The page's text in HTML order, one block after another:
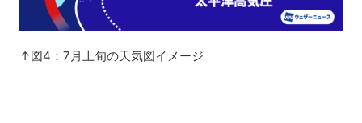
↑図4：7月上旬の天気図イメージ